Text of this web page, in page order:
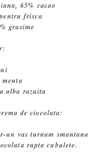
65% cacao
frisca
grasime
alba razuita
de ciocolata:
un vas turnam smantana
rupta cubulete.